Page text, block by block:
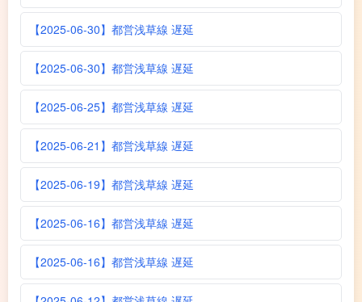
【2025-06-30】都営浅草線 遅延
【2025-06-30】都営浅草線 遅延
【2025-06-25】都営浅草線 遅延
【2025-06-21】都営浅草線 遅延
【2025-06-19】都営浅草線 遅延
【2025-06-16】都営浅草線 遅延
【2025-06-16】都営浅草線 遅延